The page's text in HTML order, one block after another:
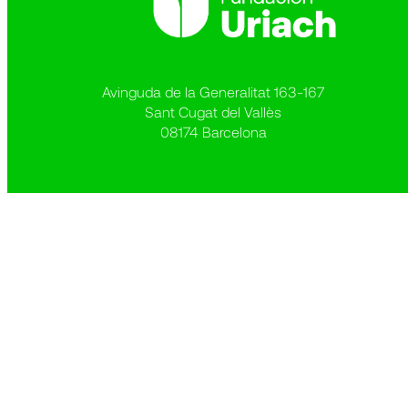
Avinguda de la Generalitat 163-167
Sant Cugat del Vallès
08174 Barcelona